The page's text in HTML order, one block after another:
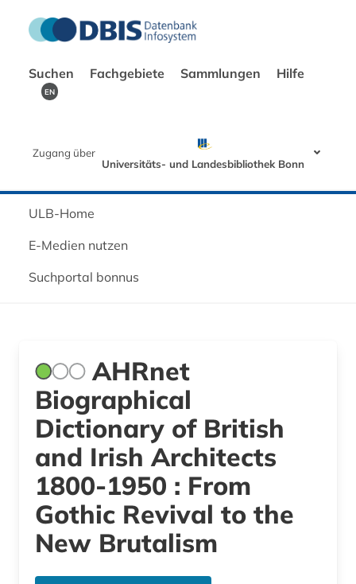
Suchen Fachgebiete Sammlungen Hilfe
EN
Zugang über
Universitäts- und Landesbibliothek Bonn
ULB-Home
E-Medien nutzen
Suchportal bonnus
AHRnet
Biographical
Dictionary of British
and Irish Architects
1800-1950 : From
Gothic Revival to the
New Brutalism